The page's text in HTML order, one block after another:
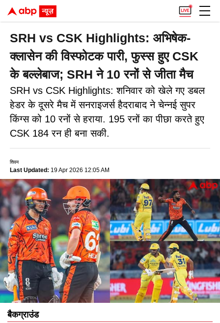
SRH vs CSK Highlights: अभिषेक-
क्लासेन की विस्फोटक पारी, फुस्स हुए CSK
के बल्लेबाज; SRH ने 10 रनों से जीता मैच
SRH vs CSK Highlights: शनिवार को खेले गए डबल
हेडर के दूसरे मैच में सनराइजर्स हैदराबाद ने चेन्नई सुपर
किंग्स को 10 रनों से हराया. 195 रनों का पीछा करते हुए
CSK 184 रन ही बना सकी.
शिवम
Last Updated: 19 Apr 2026 12:05 AM
बैकग्राउंड